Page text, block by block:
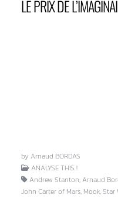
LE PRIX DE
by Arnaud BORDAS
ANALYSE THIS !
Andrew Stanton, Arnaud
John Carter of Mars, Mook, Star